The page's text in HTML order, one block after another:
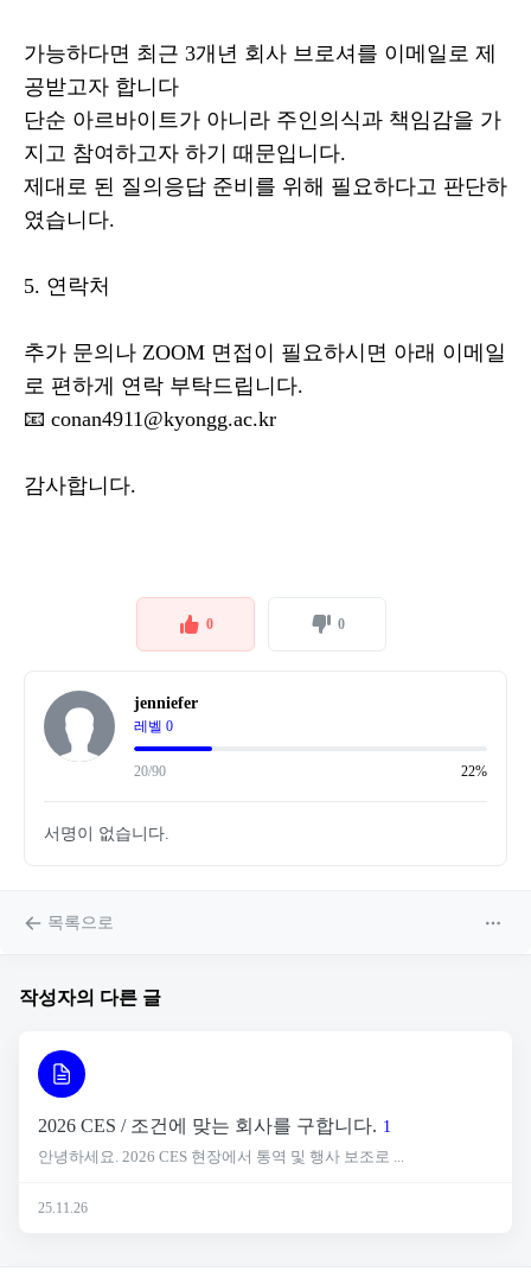
가능하다면 최근 3개년 회사 브로셔를 이메일로 제
공받고자 합니다
단순 아르바이트가 아니라 주인의식과 책임감을 가
지고 참여하고자 하기 때문입니다.
제대로 된 질의응답 준비를 위해 필요하다고 판단하
였습니다.
5. 연락처
추가 문의나 ZOOM 면접이 필요하시면 아래 이메일
로 편하게 연락 부탁드립니다.
📧 conan4911@kyongg.ac.kr
감사합니다.
0 0
jenniefer
레벨 0
20/90 22%
서명이 없습니다.
목록으로
작성자의 다른 글
2026 CES / 조건에 맞는 회사를 구합니다. 1
안녕하세요. 2026 CES 현장에서 통역 및 행사 보조로 ...
25.11.26